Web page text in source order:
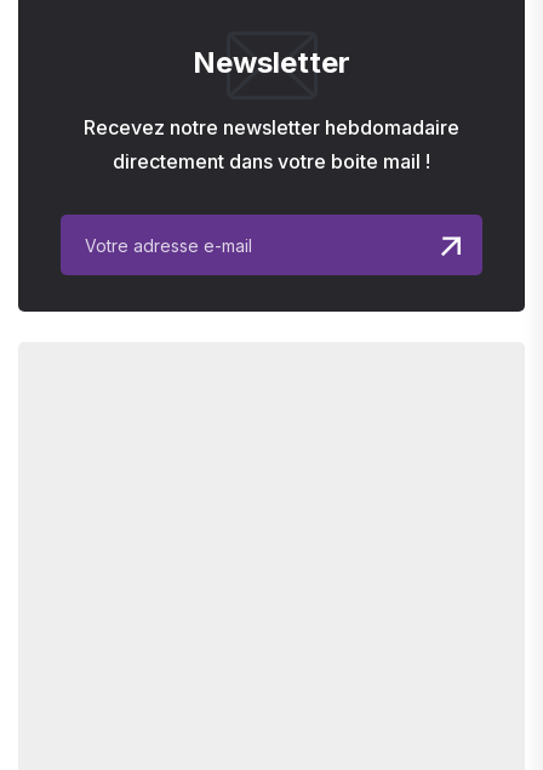
Newsletter
Recevez notre newsletter hebdomadaire
directement dans votre boite mail !